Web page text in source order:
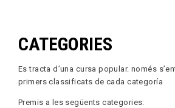
CATEGORIES
Es tracta d’una cursa popular. només
primers classificats de cada categoría
Premis a les següents categories: